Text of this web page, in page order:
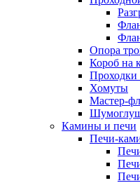
Опора
Короб на
Проходки
Хомуты
Мастер-
Камины и печи
Печи-